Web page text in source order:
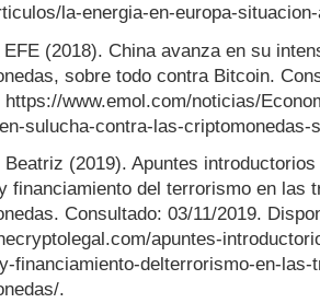
la-energia-en-europa-
EFE (2018). China avanza en su
sobre todo contra Bitcoin.
https://www.emol.com/noticias/
sulucha-contra-las-
Beatriz (2019). Apuntes
financiamiento del terrorismo en las
Consultado: 03/11/2019.
apuntes-
financiamiento-delterrorismo-en-las-
.